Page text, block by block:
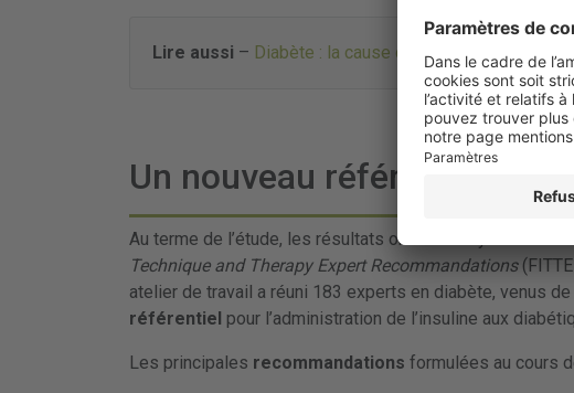
Lire aussi – Diabète : la cause de l’inflammation
Un nouveau référentiel
Au terme de l’étude, les résultats ont été analysés lors
Technique and Therapy Expert Recommandations
atelier de travail a réuni 183 experts en diabète, venus
référentiel pour l’administration de l’insuline aux
Les principales recommandations formulées au cours